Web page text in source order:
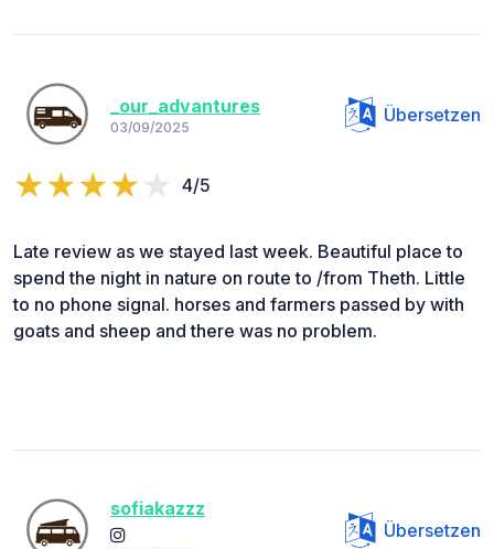
_our_advantures
03/09/2025
Übersetzen
4/5
Late review as we stayed last week. Beautiful place to
spend the night in nature on route to /from Theth. Little
to no phone signal. horses and farmers passed by with
goats and sheep and there was no problem.
sofiakazzz
Übersetzen